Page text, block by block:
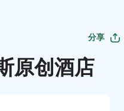
分享
原创酒店